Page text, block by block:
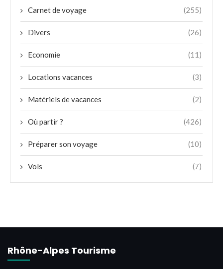
Carnet de voyage (255)
Divers (26)
Economie (11)
Locations vacances (3)
Matériels de vacances (2)
Où partir ? (426)
Préparer son voyage (10)
Vols (7)
Rhône-Alpes Tourisme